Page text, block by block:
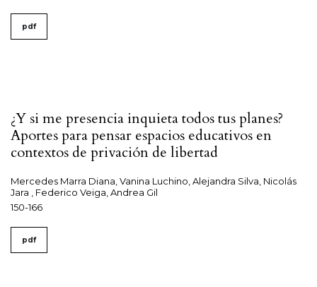
pdf
¿Y si me presencia inquieta todos tus planes?
Aportes para pensar espacios educativos en
contextos de privación de libertad
Mercedes Marra Diana, Vanina Luchino, Alejandra Silva, Nicolás
Jara , Federico Veiga, Andrea Gil
150-166
pdf